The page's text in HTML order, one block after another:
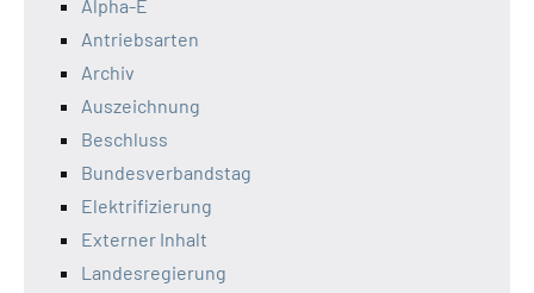
Alpha-E
Antriebsarten
Archiv
Auszeichnung
Beschluss
Bundesverbandstag
Elektrifizierung
Externer Inhalt
Landesregierung